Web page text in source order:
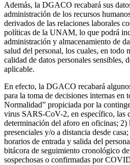
Además, la DGACO recabará sus
administración de los recursos
derivados de las relaciones laborales
políticas de la UNAM, lo que podrá
administración y almacenamiento de
salud del personal, los cuales, en todo
calidad de datos personales sensibles,
aplicable.
En efecto, la DGACO recabará
para la toma de decisiones internas en
Normalidad” propiciada por la
virus SARS-CoV-2, en específico, las
determinación del aforo en oficinas; 2)
presenciales y/o a distancia desde
horarios de entrada y salida del
bitácora de seguimiento cronológico
sospechosas o confirmadas por